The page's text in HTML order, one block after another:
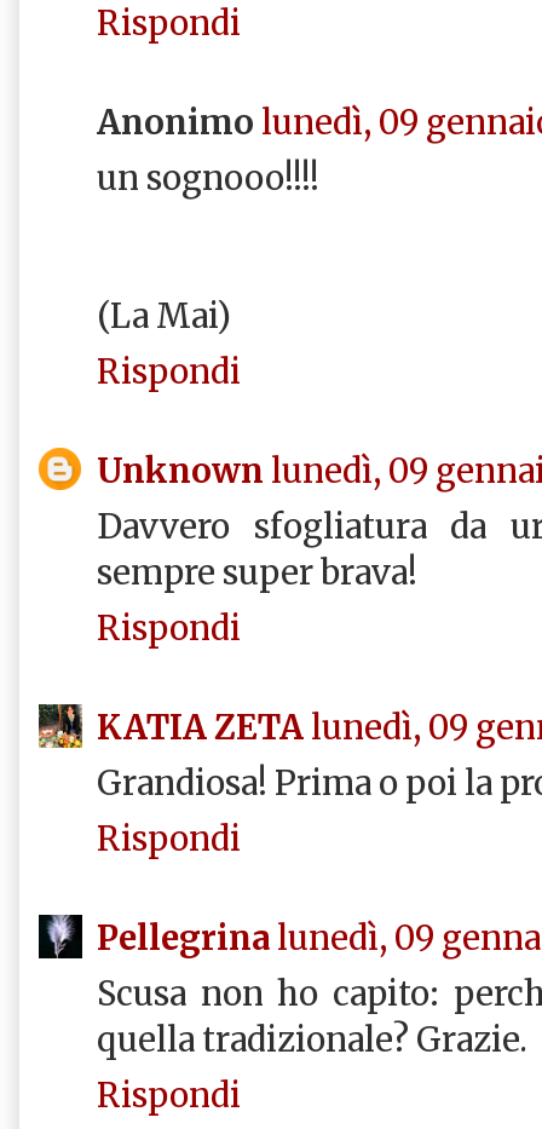
Rispondi
Anonimo lunedì, 09
un sognooo!!!!
(La Mai)
Rispondi
Unknown lunedì, 09
Davvero sfogliatura da
sempre super brava!
Rispondi
KATIA ZETA lunedì, 09
Grandiosa! Prima o poi la
Rispondi
Pellegrina lunedì, 09
Scusa non ho capito:
quella tradizionale? Grazie.
Rispondi